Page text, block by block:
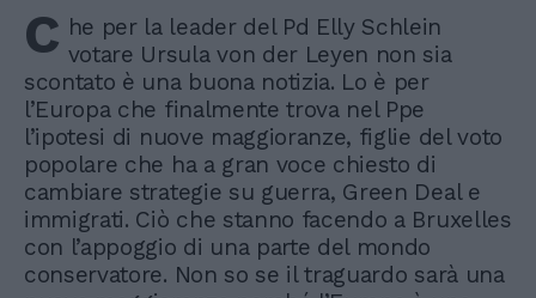
C he per la leader del Pd Elly Schlein
votare Ursula von der Leyen non sia
scontato è una buona notizia. Lo è per
l’Europa che finalmente trova nel Ppe
l’ipotesi di nuove maggioranze, figlie del voto
popolare che ha a gran voce chiesto di
cambiare strategie su guerra, Green Deal e
immigrati. Ciò che stanno facendo a Bruxelles
con l’appoggio di una parte del mondo
conservatore. Non so se il traguardo sarà una